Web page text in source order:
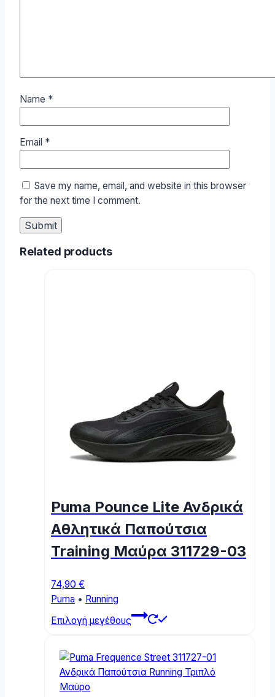
Name *
Email *
Save my name, email, and website in this browser
for the next time I comment.
Related products
Puma Pounce Lite Ανδρικά
Αθλητικά Παπούτσια
Training Μαύρα 311729-03
74,90 €
Puma • Running
Επιλογή μεγέθους
This
multiple
variants.